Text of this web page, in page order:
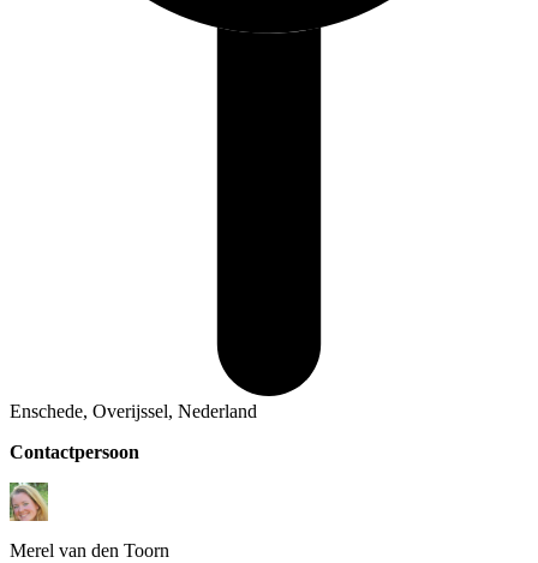
Enschede, Overijssel, Nederland
Contactpersoon
Merel van den Toorn